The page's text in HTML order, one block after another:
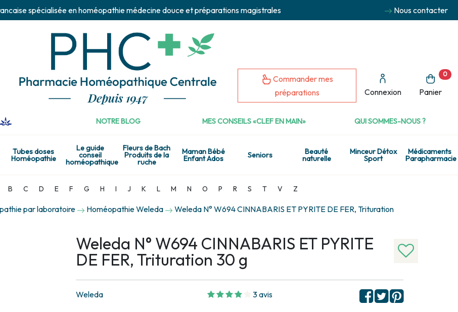
spécialisée en homéopathie médecine douce et préparations magistrales Nous contacter
Commander mes
préparations
Connexion Panier
0
NOTRE BLOG MES CONSEILS «CLEF EN MAIN» QUI SOMMES-NOUS ?
Tubes doses
Homéopathie
Le guide
conseil
homéopathique
Fleurs de Bach
Produits de la
ruche
Maman Bébé
Enfant Ados Seniors Beauté
naturelle
Minceur Détox
Sport
Médicaments
Parapharmacie
B C D E F G H I J K L M N O P R S T V Z
par laboratoire Homéopathie Weleda
Weleda N° W694 CINNABARIS ET PYRITE DE FER, Trituration
Weleda N° W694 CINNABARIS ET PYRITE
DE FER, Trituration 30 g
Weleda 3 avis